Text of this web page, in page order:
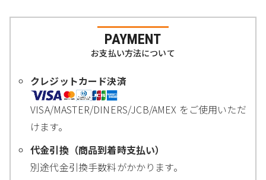
PAYMENT
お支払い方法について
クレジットカード決済
VISA/MASTER/DINERS/JCB/AMEX をご使用いただ
けます。
代金引換（商品到着時支払い）
別途代金引換手数料がかかります。